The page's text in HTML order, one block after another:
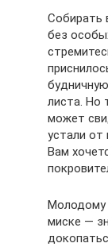
Собирать
без
листа. Но
может
устали от
Вам
Молодому
миске —